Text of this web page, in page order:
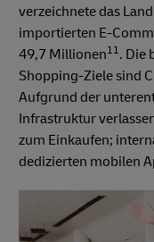
verzeichnete das
importierten E-
49,7 Millionen11. Die
Shopping-Ziele sind
Aufgrund der
Infrastruktur
zum Einkaufen;
dedizierten mobilen